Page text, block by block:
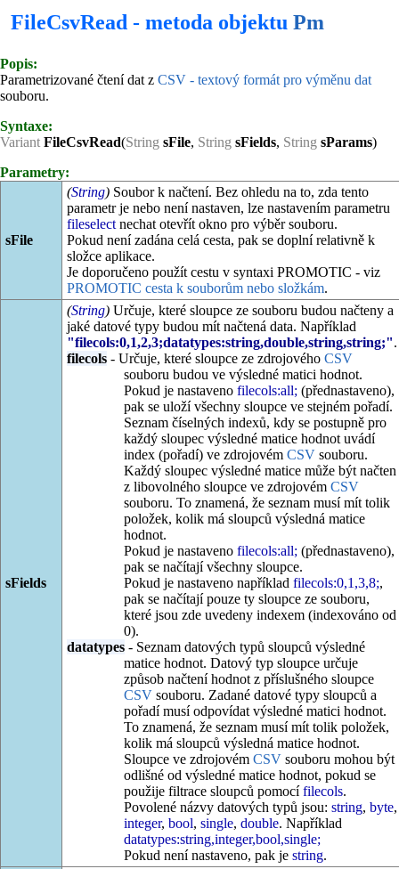
FileCsvRead - metoda objektu Pm
Popis:
Parametrizované čtení dat z CSV - textový formát pro výměnu dat
souboru.
Syntaxe:
Variant FileCsvRead(String sFile, String sFields, String sParams)
Parametry:
sFile
(String)Soubor k načtení. Bez ohledu na to, zda tento
parametr je nebo není nastaven, lze nastavením parametru
fileselectnechat otevřít okno pro výběr souboru.
Pokud není zadána celá cesta, pak se doplní relativně k
složce aplikace.
Je doporučeno použít cestu v syntaxi PROMOTIC - viz
PROMOTIC cesta k souborům nebo složkám.
sFields
(String)Určuje, které sloupce ze souboru budou načteny a
jaké datové typy budou mít načtená data. Například
"filecols:0,1,2,3;datatypes:string,double,string,string;".
filecols- Určuje, které sloupce ze zdrojového CSV
souboru budou ve výsledné matici hodnot.
Pokud je nastaveno filecols:all; (přednastaveno),
pak se uloží všechny sloupce ve stejném pořadí.
Seznam číselných indexů, kdy se postupně pro
každý sloupec výsledné matice hodnot uvádí
index (pořadí) ve zdrojovém CSVsouboru.
Každý sloupec výsledné matice může být načten
z libovolného sloupce ve zdrojovém CSV
souboru. To znamená, že seznam musí mít tolik
položek, kolik má sloupců výsledná matice
hodnot.
Pokud je nastaveno filecols:all; (přednastaveno),
pak se načítají všechny sloupce.
Pokud je nastaveno například filecols:0,1,3,8;,
pak se načítají pouze ty sloupce ze souboru,
které jsou zde uvedeny indexem (indexováno od
0).
datatypes- Seznam datových typů sloupců výsledné
matice hodnot. Datový typ sloupce určuje
způsob načtení hodnot z příslušného sloupce
CSVsouboru. Zadané datové typy sloupců a
pořadí musí odpovídat výsledné matici hodnot.
To znamená, že seznam musí mít tolik položek,
kolik má sloupců výsledná matice hodnot.
Sloupce ve zdrojovém CSVsouboru mohou být
odlišné od výsledné matice hodnot, pokud se
použije filtrace sloupců pomocífilecols.
Povolené názvy datových typů jsou: string, byte,
integer, bool, single, double. Například
datatypes:string,integer,bool,single;
Pokud není nastaveno, pak je string.